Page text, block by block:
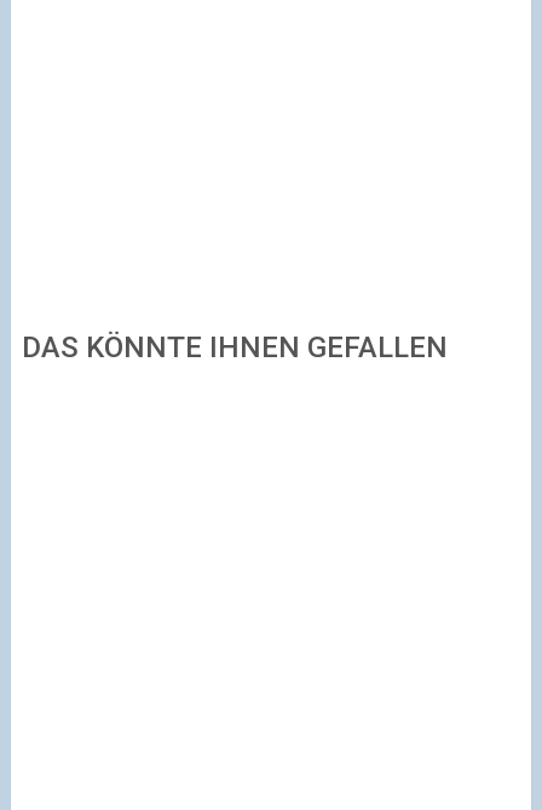
DAS KÖNNTE IHNEN GEFALLEN